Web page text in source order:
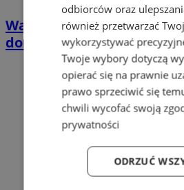
Wakacyjny wypoczynek
domkach Szmaragdowe
odbiorców oraz
również przetwarzać
wykorzystywać
Twoje wybory dotyczą
opierać się na prawnie
prawo sprzeciwić się
chwili wycofać swoją
prywatności
ODRZUĆ